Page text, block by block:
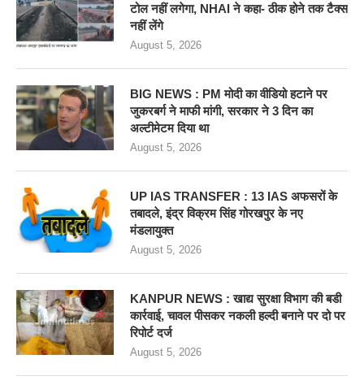
टोल नहीं लगेगा, NHAI ने कहा- ठीक होने तक टैक्स
नहीं लेंगे
August 5, 2026
BIG NEWS : PM मोदी का वीडियो हटाने पर
जुकरबर्ग ने माफी मांगी, सरकार ने 3 दिन का
अल्टीमेटम दिया था
August 5, 2026
UP IAS TRANSFER : 13 IAS अफसरों के
तबादले, इंद्र विक्रम सिंह गोरखपुर के नए
मंडलायुक्त
August 5, 2026
KANPUR NEWS : खाद्य सुरक्षा विभाग की बडी
कार्रवाई, चावल पीसकर नकली हल्दी बनाने पर दो पर
रिपोर्ट दर्ज
August 5, 2026